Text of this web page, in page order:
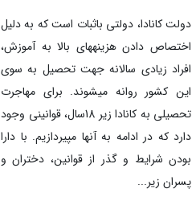
دولت کانادا، دولتی باثبات است که به دلیل
اختصاص دادن هزینه­های بالا به آموزش،
افراد زیادی سالانه جهت تحصیل به سوی
این کشور روانه میشوند. برای مهاجرت
تحصیلی به کانادا زیر 18سال، قوانینی وجود
دارد که در ادامه به آنها مپیردازیم. با دارا
بودن شرایط و گذر از قوانین، دختران و
پسران زیر...